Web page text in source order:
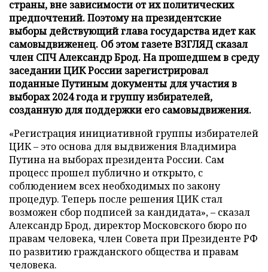
страны, вне зависимости от их политических
предпочтений. Поэтому на президентские
выборы действующий глава государства идет как
самовыдвиженец. Об этом газете ВЗГЛЯД сказал
член СПЧ Александр Брод. На прошедшем в среду
заседании ЦИК России зарегистрировал
поданные Путиным документы для участия в
выборах 2024 года и группу избирателей,
созданную для поддержки его самовыдвижения.
«Регистрация инициативной группы избирателей
ЦИК – это основа для выдвижения Владимира
Путина на выборах президента России. Сам
процесс прошел публично и открыто, с
соблюдением всех необходимых по закону
процедур. Теперь после решения ЦИК стал
возможен сбор подписей за кандидата», – сказал
Александр Брод, директор Московского бюро по
правам человека, член Совета при Президенте РФ
по развитию гражданского общества и правам
человека.